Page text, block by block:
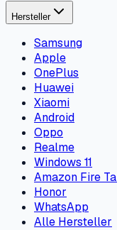
Hersteller
Samsung
Apple
OnePlus
Huawei
Xiaomi
Android
Oppo
Realme
Windows 11
Amazon Fire
Honor
WhatsApp
Alle Hersteller